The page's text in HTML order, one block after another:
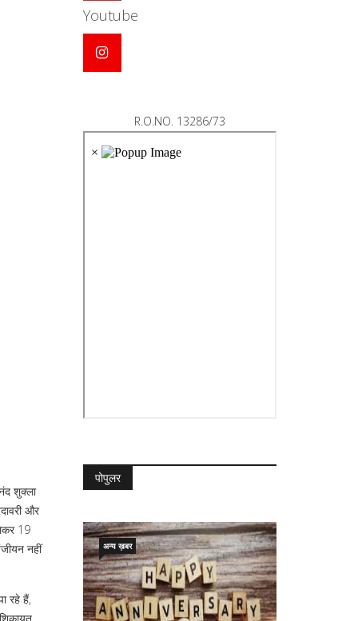
शुक्ला
और
19
नहीं
रहे हैं,
Youtube
R.O.NO. 13286/73
पोपुलर
अन्य ख़बर